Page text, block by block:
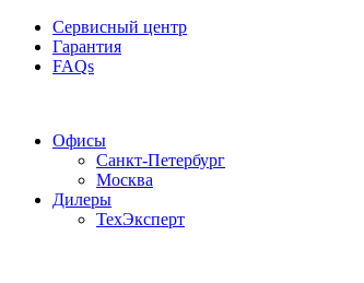
Сервисный центр
Гарантия
FAQs
Офисы
Санкт-Петербург
Москва
Дилеры
ТехЭксперт